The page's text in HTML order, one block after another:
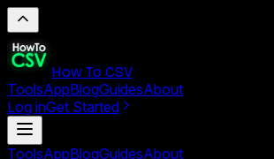
How To CSV
ToolsAppBlogGuidesAbout
Log inGet Started
ToolsAppBlogGuidesAbout